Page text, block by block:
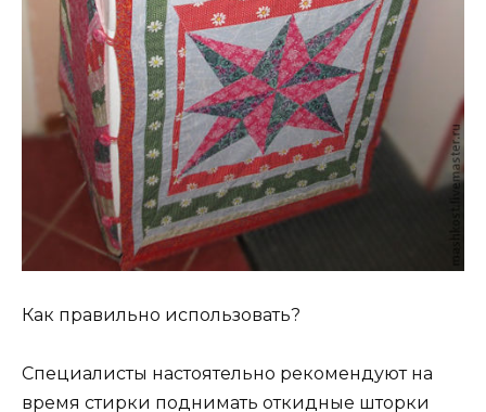
Как правильно использовать?
Специалисты настоятельно рекомендуют на
время стирки поднимать откидные шторки